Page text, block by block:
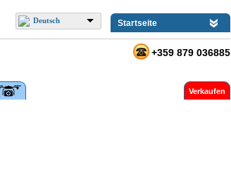
Deutsch Startseite
+359 879 036885
Verkaufen